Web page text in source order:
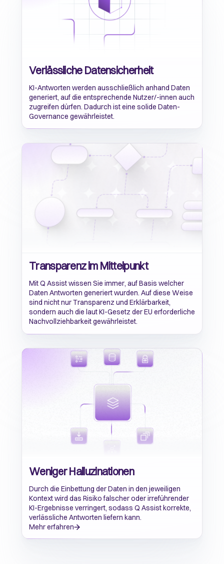
Verlässliche Datensicherheit
KI-Antworten werden ausschließlich anhand Daten
generiert, auf die entsprechende Nutzer/-innen auch
zugreifen dürfen. Dadurch ist eine solide Daten-
Governance gewährleistet.
Transparenz im Mittelpunkt
Mit Q Assist wissen Sie immer, auf Basis welcher
Daten Antworten generiert wurden. Auf diese Weise
sind nicht nur Transparenz und Erklärbarkeit,
sondern auch die laut KI-Gesetz der EU erforderliche
Nachvollziehbarkeit gewährleistet.
Weniger Halluzinationen
Durch die Einbettung der Daten in den jeweiligen
Kontext wird das Risiko falscher oder irreführender
KI-Ergebnisse verringert, sodass Q Assist korrekte,
verlässliche Antworten liefern kann.
Mehr erfahren